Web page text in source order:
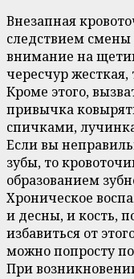
Внезапная
следствием
внимание на
чересчур жесткая,
Кроме этого,
привычка
спичками,
Если вы
зубы, то
образованием
Хроническое
и десны, и кость,
избавиться от
можно попросту
При